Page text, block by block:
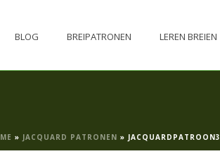
BLOG BREIPATRONEN LEREN BREIEN
» JACQUARD PATRONEN » JACQUARDPATROON3